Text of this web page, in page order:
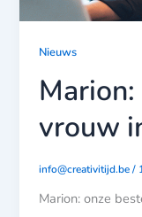
Nieuws
vrouw
info@creativitijd.be/
Marion: onze